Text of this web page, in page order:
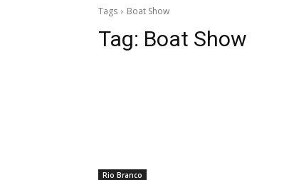
Tags Boat Show
Tag: Boat Show
Rio Branco